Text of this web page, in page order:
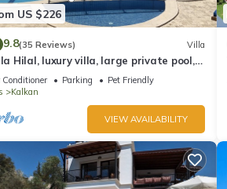
US $226
9.8(35 Reviews) Villa
Hilal, luxury villa, large private pool,
panoramic views.
Parking
Pet Friendly
Kalkan
VIEW AVAILABILITY